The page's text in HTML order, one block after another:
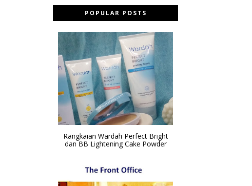
POPULAR POSTS
Rangkaian Wardah Perfect Bright
dan BB Lightening Cake Powder